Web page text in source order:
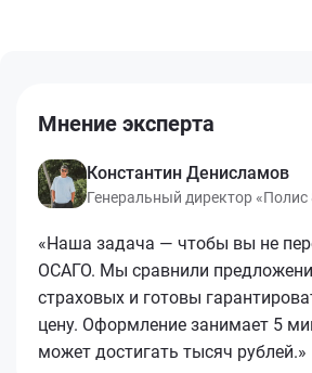
Мнение эксперта
Константин Денисламов
Генеральный директор «Полис
«Наша задача — чтобы вы не
ОСАГО. Мы сравнили
страховых и готовы
цену. Оформление занимает 5
может достигать тысяч рублей.»